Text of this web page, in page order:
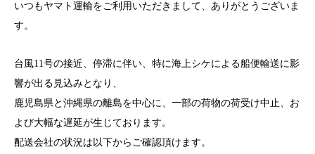
いつもヤマト運輸をご利用いただきまして、ありがとうございま
す。
台風11号の接近、停滞に伴い、特に海上シケによる船便輸送に影
響が出る見込みとなり、
鹿児島県と沖縄県の離島を中心に、一部の荷物の荷受け中止、お
よび大幅な遅延が生じております。
配送会社の状況は以下からご確認頂けます。